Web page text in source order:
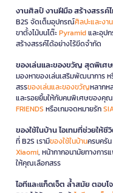
งานศิลป์ งานฝีมือ สร้างสรรค์
B2S จัดเต็มอุปกรณ์ศิลปะและงา
ขาตั้งไม้บนโต๊ะPyramidและอุป
สร้างสรรค์ได้อย่างไร้ขีดจำกัด
ของเล่นและของขวัญ สุดพิเศ
มองหาของเล่นเสริมพัฒนาการ
สรรของเล่นและของขวัญหลากห
และรอยยิ้มให้กับคนพิเศษของคุณ
FRIENDS หรือเกมจดหมายรัก
ของใช้ในบ้าน ไอเทมที่ช่วยให้
ที่ B2S เรามีของใช้ในบ้านครบครัน
Xiaomi, หน้ากากอนามัยทางการ
ให้คุณเลือกสรร
ไอทีและแก็ดเจ็ต ล้ำสมัย ตอบ